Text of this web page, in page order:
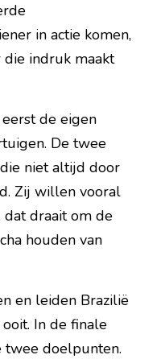
in actie komen,
indruk maakt
de eigen
De twee
niet altijd door
Zij willen vooral
dat draait om de
houden van
en leiden Brazilië
In de finale
twee doelpunten.